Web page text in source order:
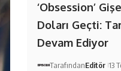
‘Obsession’
Doları Geçti:
Devam Ediyor
TarafındanEditör 13